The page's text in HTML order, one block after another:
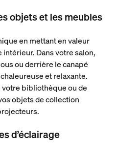
objets et les meubles
en mettant en valeur
Dans votre salon,
ou derrière le canapé
et relaxante.
bibliothèque ou de
objets de collection
d’éclairage